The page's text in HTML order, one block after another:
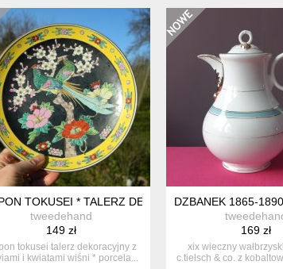
1967 PORCELANOWA FIGURKA
TOKUSEI * TALERZ DEKORACYJNY RĘCZNIE
tweedehand
149 zł
tokusei talerz dekoracyjny z
i kwiatami wiśni * porcela...
DZBANEK 1865-
169 zł
xix wieczny
c.tielsch & co. z